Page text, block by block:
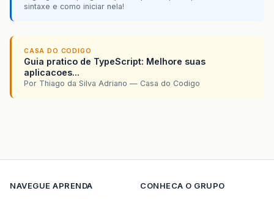
sintaxe e como iniciar nela!
CASA DO CODIGO
Guia pratico de TypeScript: Melhore suas
aplicacoes...
Por Thiago da Silva Adriano — Casa do Codigo
NAVEGUE APRENDA
CONHECA O GRUPO